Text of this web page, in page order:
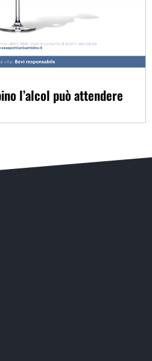
l’alcol può attendere